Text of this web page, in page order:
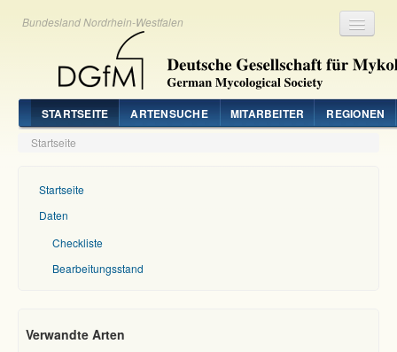
Bundesland Nordrhein-Westfalen
STARTSEITE ARTENSUCHE MITARBEITER REGIONEN
Startseite
Startseite
Daten
Checkliste
Bearbeitungsstand
Verwandte Arten